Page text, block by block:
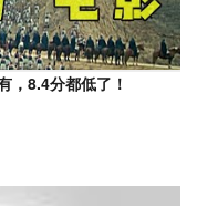
，8.4分都低了！